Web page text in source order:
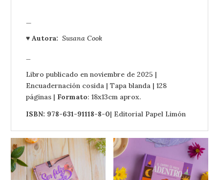
♥ Autora: Susana Cook
Libro publicado en noviembre de 2025 |
Encuadernación cosida | Tapa blanda | 128
páginas | Formato: 18x13cm aprox.
ISBN: 978-631-91118-8-0| Editorial Papel Limón